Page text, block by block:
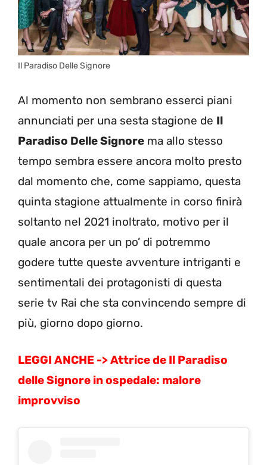
Il Paradiso Delle Signore
Al momento non sembrano esserci piani
annunciati per una sesta stagione de Il
Paradiso Delle Signore ma allo stesso
tempo sembra essere ancora molto presto
dal momento che, come sappiamo, questa
quinta stagione attualmente in corso finirà
soltanto nel 2021 inoltrato, motivo per il
quale ancora per un po’ di potremmo
godere tutte queste avventure intriganti e
sentimentali dei protagonisti di questa
serie tv Rai che sta convincendo sempre di
più, giorno dopo giorno.
LEGGI ANCHE ->Attrice de Il Paradiso
delle Signore in ospedale: malore
improvviso